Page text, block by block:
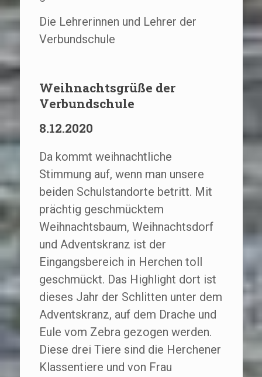
Die Lehrerinnen und Lehrer der
Verbundschule
Weihnachtsgrüße der
Verbundschule
8.12.2020
Da kommt weihnachtliche
Stimmung auf, wenn man unsere
beiden Schulstandorte betritt. Mit
prächtig geschmücktem
Weihnachtsbaum, Weihnachtsdorf
und Adventskranz ist der
Eingangsbereich in Herchen toll
geschmückt. Das Highlight dort ist
dieses Jahr der Schlitten unter dem
Adventskranz, auf dem Drache und
Eule vom Zebra gezogen werden.
Diese drei Tiere sind die Herchener
Klassentiere und von Frau